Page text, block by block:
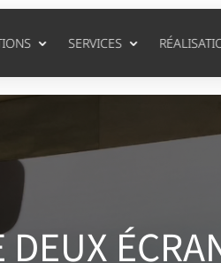
SERVICES